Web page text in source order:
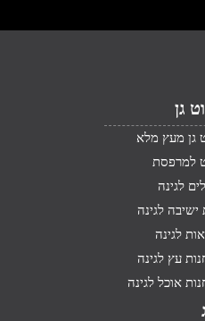
גן
גן מעץ מלא
למרפסת
לגינה
ישיבה לגינה
לגינה
עץ לגינה
אוכל לגינה